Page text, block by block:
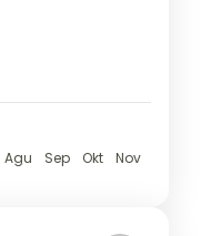
Agu Sep Okt
Nov